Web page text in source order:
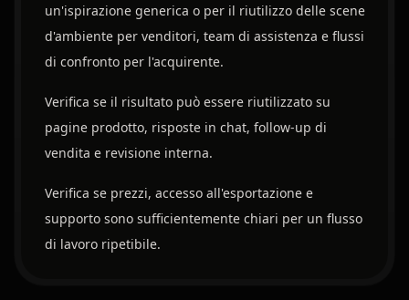
un'ispirazione generica o per il riutilizzo delle scene
d'ambiente per venditori, team di assistenza e flussi
di confronto per l'acquirente.
Verifica se il risultato può essere riutilizzato su
pagine prodotto, risposte in chat, follow-up di
vendita e revisione interna.
Verifica se prezzi, accesso all'esportazione e
supporto sono sufficientemente chiari per un flusso
di lavoro ripetibile.